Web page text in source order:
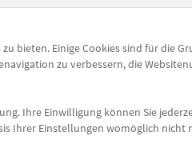
Abholung
Preis inkl.19%MwSt.
- +
bieten. Einige Cookies sind für die
zu verbessern, die
Ihre Einwilligung können Sie
Ihrer Einstellungen womöglich nicht